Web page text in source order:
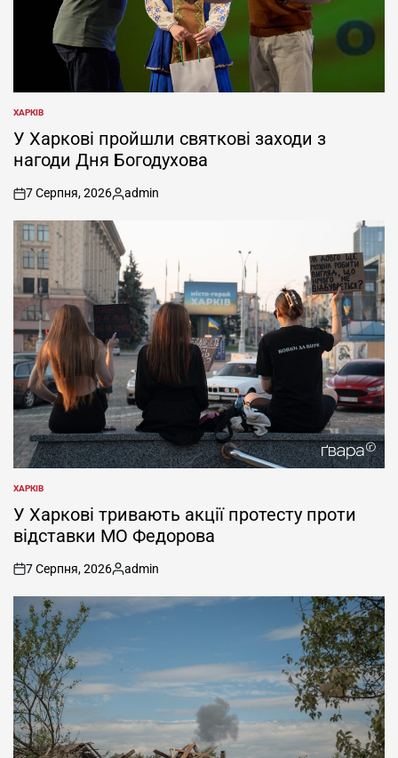
ОПУБЛІКУВАТИ
У
ХАРКІВ
У Харкові пройшли святкові заходи з
нагоди Дня Богодухова
on
7 Серпня, 2026
Опубліковано
admin
ОПУБЛІКУВАТИ
У
ХАРКІВ
У Харкові тривають акції протесту проти
відставки МО Федорова
on
7 Серпня, 2026
Опубліковано
admin